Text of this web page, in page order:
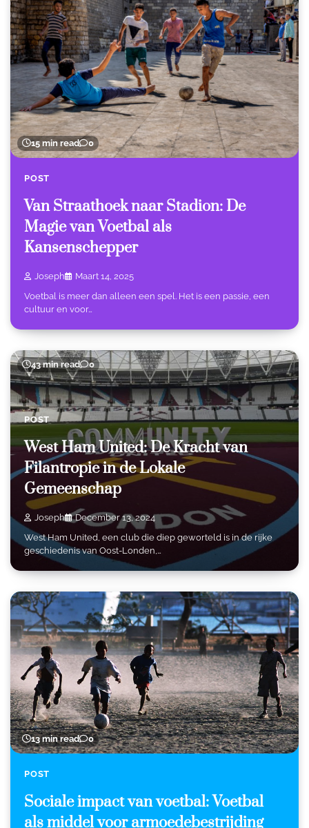
15 min read 0
POST
Van Straathoek naar Stadion: De
Magie van Voetbal als
Kansenschepper
Joseph
Maart 14, 2025
Voetbal is meer dan alleen een spel. Het is een passie, een
cultuur en voor…
43 min read 0
POST
West Ham United: De Kracht van
Filantropie in de Lokale
Gemeenschap
Joseph
December 13, 2024
West Ham United, een club die diep geworteld is in de rijke
geschiedenis van Oost-Londen,…
13 min read 0
POST
Sociale impact van voetbal: Voetbal
als middel voor armoedebestrijding